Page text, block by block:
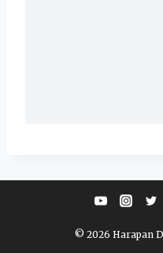
© 2026 Harapan